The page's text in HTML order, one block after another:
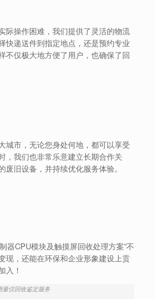
际操作困难，我们提供了灵活的物流
递送件到指定地点，还是预约专业
不仅极大地方便了用户，也确保了回
城市，无论您身处何地，都可以享受
，我们也非常乐意建立长期合作关
废旧设备，并持续优化服务体验。
器CPU模块及触摸屏回收处理方案”不
现，还能在环保和企业形象建设上贡
入！
量仪回收鉴定服务